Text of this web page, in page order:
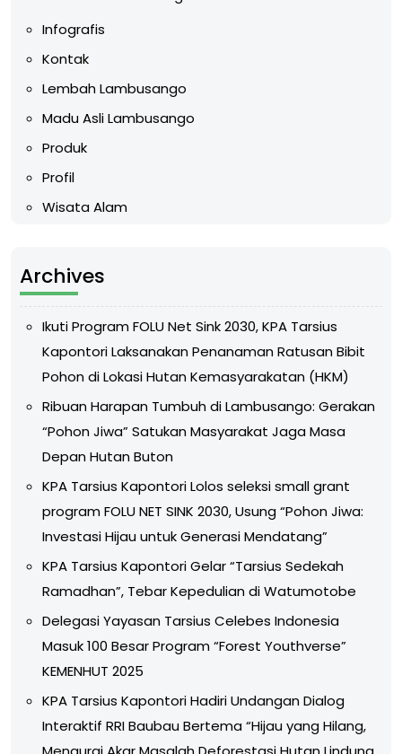
Infografis
Kontak
Lembah Lambusango
Madu Asli Lambusango
Produk
Profil
Wisata Alam
Archives
Ikuti Program FOLU Net Sink 2030, KPA Tarsius
Kapontori Laksanakan Penanaman Ratusan Bibit
Pohon di Lokasi Hutan Kemasyarakatan (HKM)
Ribuan Harapan Tumbuh di Lambusango: Gerakan
“Pohon Jiwa” Satukan Masyarakat Jaga Masa
Depan Hutan Buton
KPA Tarsius Kapontori Lolos seleksi small grant
program FOLU NET SINK 2030, Usung “Pohon Jiwa:
Investasi Hijau untuk Generasi Mendatang”
KPA Tarsius Kapontori Gelar “Tarsius Sedekah
Ramadhan”, Tebar Kepedulian di Watumotobe
Delegasi Yayasan Tarsius Celebes Indonesia
Masuk 100 Besar Program “Forest Youthverse”
KEMENHUT 2025
KPA Tarsius Kapontori Hadiri Undangan Dialog
Interaktif RRI Baubau Bertema “Hijau yang Hilang,